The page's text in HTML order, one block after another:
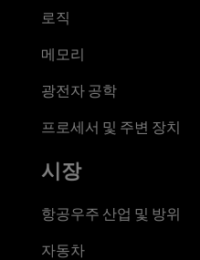
로직
메모리
광전자 공학
프로세서 및 주변 장치
시장
항공우주 산업 및 방위
자동차